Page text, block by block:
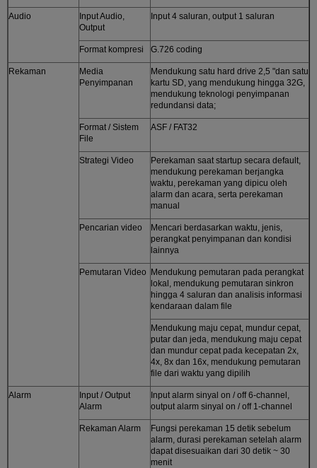
Audio
Input Audio,
Output
Input 4 saluran, output 1 saluran
Format kompresi G.726 coding
Rekaman
Media
Penyimpanan
Mendukung satu hard drive 2,5 "dan satu
kartu SD, yang mendukung hingga 32G,
mendukung teknologi penyimpanan
redundansi data;
Format / Sistem
File
ASF / FAT32
Strategi Video
Perekaman saat startup secara default,
mendukung perekaman berjangka
waktu, perekaman yang dipicu oleh
alarm dan acara, serta perekaman
manual
Pencarian video
Mencari berdasarkan waktu, jenis,
perangkat penyimpanan dan kondisi
lainnya
Pemutaran Video Mendukung pemutaran pada perangkat
lokal, mendukung pemutaran sinkron
hingga 4 saluran dan analisis informasi
kendaraan dalam file
Mendukung maju cepat, mundur cepat,
putar dan jeda, mendukung maju cepat
dan mundur cepat pada kecepatan 2x,
4x, 8x dan 16x, mendukung pemutaran
file dari waktu yang dipilih
Alarm
Input / Output
Alarm
Input alarm sinyal on / off 6-channel,
output alarm sinyal on / off 1-channel
Rekaman Alarm
Fungsi perekaman 15 detik sebelum
alarm, durasi perekaman setelah alarm
dapat disesuaikan dari 30 detik ~ 30
menit